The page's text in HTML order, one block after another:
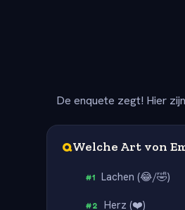
De enquete zegt! Hier
QWelche Art von
#1 Lachen (😂/🤣)
#2 Herz (❤️)